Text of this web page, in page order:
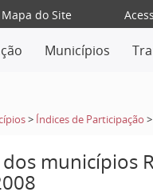
Mapa do Site
Municípios
> Índices de Participação >
municípios